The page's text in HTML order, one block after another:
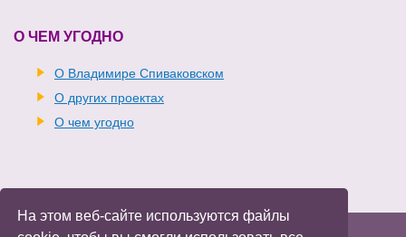
На этом веб-сайте используются файлы
О ЧЕМ УГОДНО
О Владимире Спиваковском
О других проектах
О чем угодно